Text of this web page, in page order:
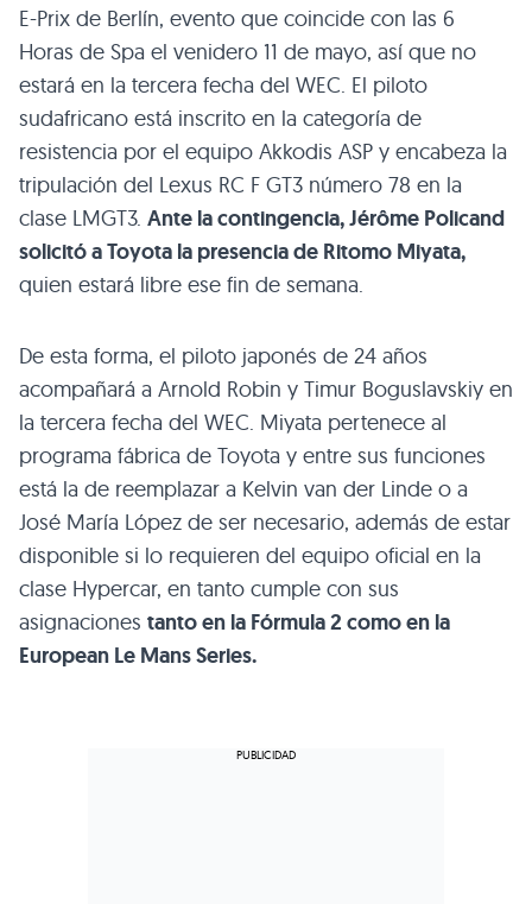
E-Prix de Berlín, evento que coincide con las 6
Horas de Spa el venidero 11 de mayo, así que no
estará en la tercera fecha del WEC. El piloto
sudafricano está inscrito en la categoría de
resistencia por el equipo Akkodis ASP y encabeza la
tripulación del Lexus RC F GT3 número 78 en la
clase LMGT3. Ante la contingencia, Jérôme Policand
solicitó a Toyota la presencia de Ritomo Miyata,
quien estará libre ese fin de semana.
De esta forma, el piloto japonés de 24 años
acompañará a Arnold Robin y Timur Boguslavskiy en
la tercera fecha del WEC. Miyata pertenece al
programa fábrica de Toyota y entre sus funciones
está la de reemplazar a Kelvin van der Linde o a
José María López de ser necesario, además de estar
disponible si lo requieren del equipo oficial en la
clase Hypercar, en tanto cumple con sus
asignaciones tanto en la Fórmula 2 como en la
European Le Mans Series.